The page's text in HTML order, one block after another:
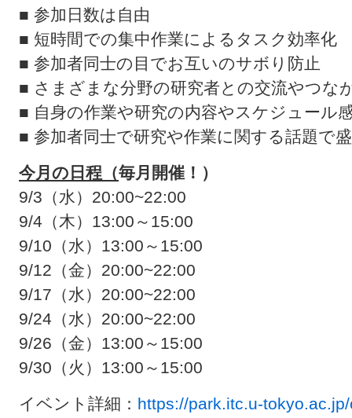
■ 参加日数は自由
■ 短時間での集中作業によるタスク効率化
■ 参加者同士の目でお互いのサボり防止
■ さまざまな分野の研究者との交流やつな
■ 自身の作業や研究の内容やスケジュール
■ 参加者同士で研究や作業に関する話題で
今月の日程（毎月開催！）
9/3（水）20:00~22:00
9/4（木）13:00～15:00
9/10（水）13:00～15:00
9/12（金）20:00~22:00
9/17（水）20:00~22:00
9/24（水）20:00~22:00
9/26（金）13:00～15:00
9/30（火）13:00～15:00
イベント詳細： https://park.itc.u-